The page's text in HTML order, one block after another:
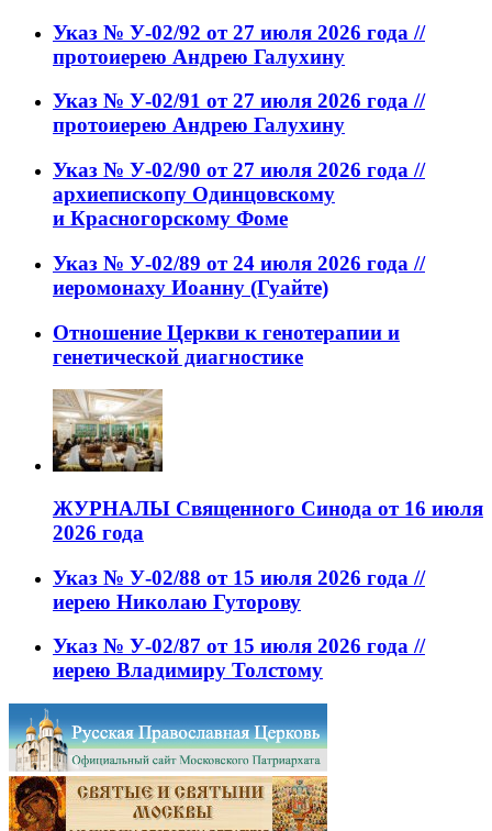
Указ № У-02/92 от 27 июля 2026 года //
протоиерею Андрею Галухину
Указ № У-02/91 от 27 июля 2026 года //
протоиерею Андрею Галухину
Указ № У-02/90 от 27 июля 2026 года //
архиепископу Одинцовскому
и Красногорскому Фоме
Указ № У-02/89 от 24 июля 2026 года //
иеромонаху Иоанну (Гуайте)
Отношение Церкви к генотерапии и
генетической диагностике
ЖУРНАЛЫ Священного Синода от 16 июля
2026 года
Указ № У-02/88 от 15 июля 2026 года //
иерею Николаю Гуторову
Указ № У-02/87 от 15 июля 2026 года //
иерею Владимиру Толстому